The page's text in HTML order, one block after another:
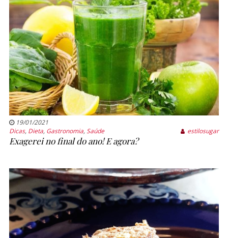
19/01/2021
Dicas, Dieta, Gastronomia,Saúde estilosugar
Exagerei no final do ano! E agora?